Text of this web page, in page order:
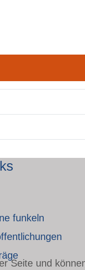
funkeln
Seite und